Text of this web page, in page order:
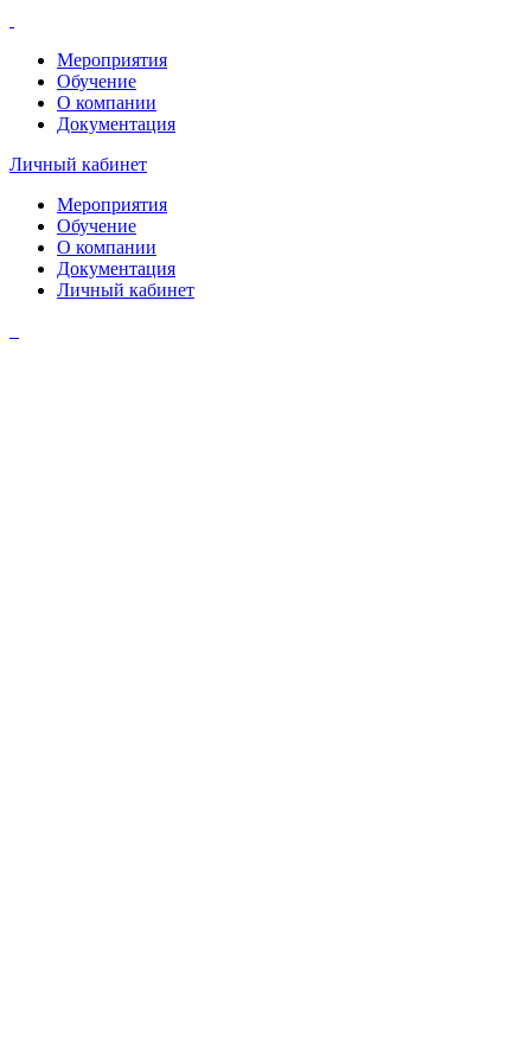
Мероприятия
Обучение
О компании
Документация
Личный кабинет
Мероприятия
Обучение
О компании
Документация
Личный кабинет